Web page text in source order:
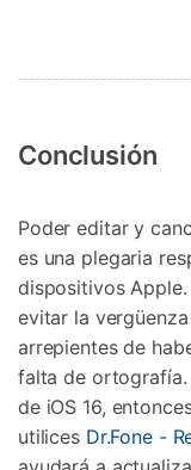
Conclusión
Poder editar y
es una plegaria
dispositivos
evitar la
arrepientes de
falta de ortografía.
de iOS 16,
utilices Dr.Fone -